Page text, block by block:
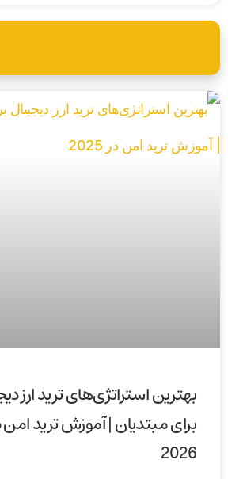
بهترین استراتژی‌های ترید ارز
برای مبتدیان | آموزش ترید امن
2026